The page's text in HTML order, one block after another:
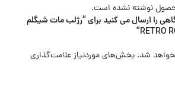
نوشته نشده است.
را ارسال می کنید برای “رژلب مات شیگلم
شد. بخش‌های موردنیاز علامت‌گذاری